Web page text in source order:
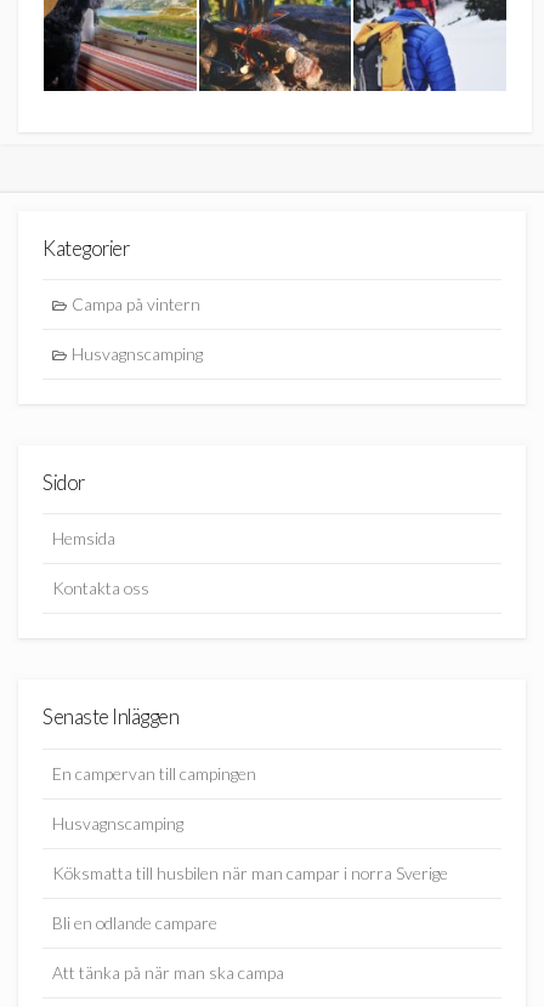
Kategorier
Campa på vintern
Husvagnscamping
Sidor
Hemsida
Kontakta oss
Senaste Inläggen
En campervan till campingen
Husvagnscamping
Köksmatta till husbilen när man campar i norra Sverige
Bli en odlande campare
Att tänka på när man ska campa